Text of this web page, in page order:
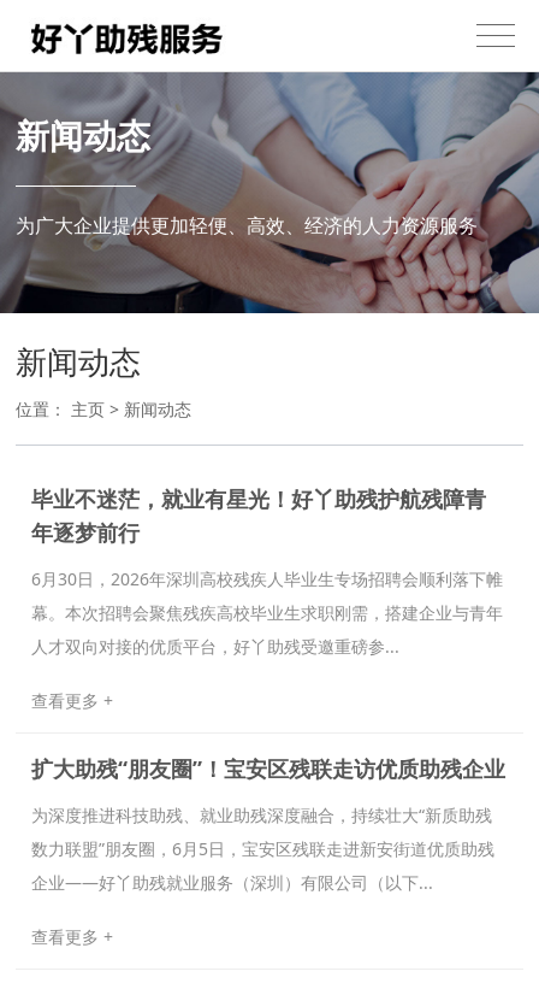
新闻动态
为广大企业提供更加轻便、高效、经济的人力资源服务
新闻动态
位置： 主页 > 新闻动态
毕业不迷茫，就业有星光！好丫助残护航残障青
年逐梦前行
6月30日，2026年深圳高校残疾人毕业生专场招聘会顺利落下帷
幕。本次招聘会聚焦残疾高校毕业生求职刚需，搭建企业与青年
人才双向对接的优质平台，好丫助残受邀重磅参...
查看更多 +
扩大助残“朋友圈”！宝安区残联走访优质助残企业
为深度推进科技助残、就业助残深度融合，持续壮大“新质助残
数力联盟”朋友圈，6月5日，宝安区残联走进新安街道优质助残
企业——好丫助残就业服务（深圳）有限公司（以下...
查看更多 +